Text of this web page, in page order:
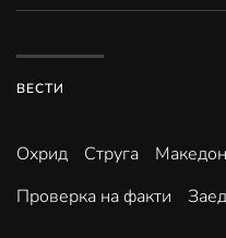
ВЕСТИ
Охрид Струга
Проверка на факти